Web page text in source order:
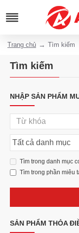
Trang chủ Tìm kiếm
Tìm kiếm
NHẬP SẢN PHẨM
Tìm trong danh mục
Tìm trong phần miêu
SẢN PHẨM THỎA